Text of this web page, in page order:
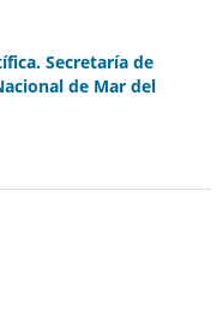
Secretaría de
de Mar del